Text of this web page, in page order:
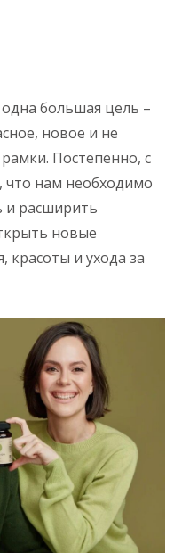
большая цель –
новое и не
Постепенно, с
нам необходимо
и расширить
новые
красоты и ухода за